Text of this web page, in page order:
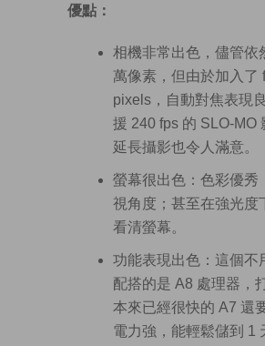
優點：
相機非常出色，儘管依
萬像素，但由於加入了
pixels，自動對焦表現
援 240 fps 的 SLO-MO
延長攝影也令人滿意。
螢幕很出色：色彩優秀
視角度；甚至在強光度
看清螢幕。
功能表現出色：這個不
配搭的是 A8 處理器，
本來已經很快的 A7 還
電力強，能輕鬆儲到 1